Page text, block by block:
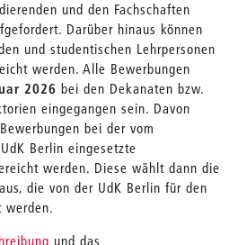
und den Fachschaften
Darüber hinaus können
und studentischen Lehrpersonen
werden. Alle Bewerbungen
2026 bei den Dekanaten bzw.
eingegangen sein. Davon
bei der vom
Berlin eingesetzte
werden. Diese wählt dann die
die von der UdK Berlin für den
werden.
und das